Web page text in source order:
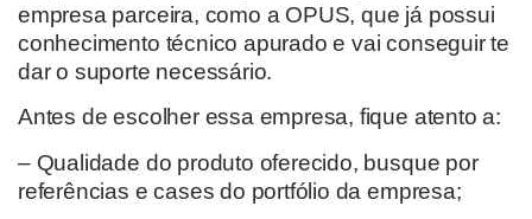
empresa parceira, como a OPUS,que já possui
conhecimento técnico apurado e vai conseguir te
dar o suporte necessário.
Antes de escolher essa empresa, fique atento a:
– Qualidade do produto oferecido, busque por
referências e cases do portfólio da empresa;